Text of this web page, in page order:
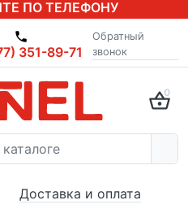
ПО ТЕЛЕФОНУ
351-89-71
Обратный
звонок
0
Доставка и оплата